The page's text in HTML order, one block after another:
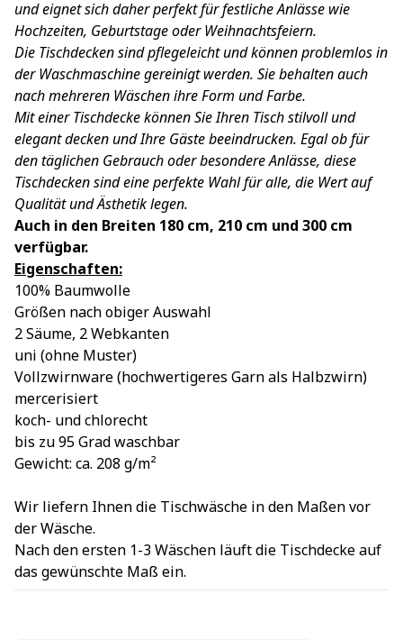
und eignet sich daher perfekt für festliche Anlässe wie
Hochzeiten, Geburtstage oder Weihnachtsfeiern.
Die Tischdecken sind pflegeleicht und können problemlos in
der Waschmaschine gereinigt werden. Sie behalten auch
nach mehreren Wäschen ihre Form und Farbe.
Mit einer Tischdecke können Sie Ihren Tisch stilvoll und
elegant decken und Ihre Gäste beeindrucken. Egal ob für
den täglichen Gebrauch oder besondere Anlässe, diese
Tischdecken sind eine perfekte Wahl für alle, die Wert auf
Qualität und Ästhetik legen.
Auch in den Breiten 180 cm, 210 cm und 300 cm
verfügbar.
Eigenschaften:
100% Baumwolle
Größen nach obiger Auswahl
2 Säume, 2 Webkanten
uni (ohne Muster)
Vollzwirnware (hochwertigeres Garn als Halbzwirn)
mercerisiert
koch- und chlorecht
bis zu 95 Grad waschbar
Gewicht: ca. 208 g/m²
Wir liefern Ihnen die Tischwäsche in den Maßen vor
der Wäsche.
Nach den ersten 1-3 Wäschen läuft die Tischdecke auf
das gewünschte Maß ein.